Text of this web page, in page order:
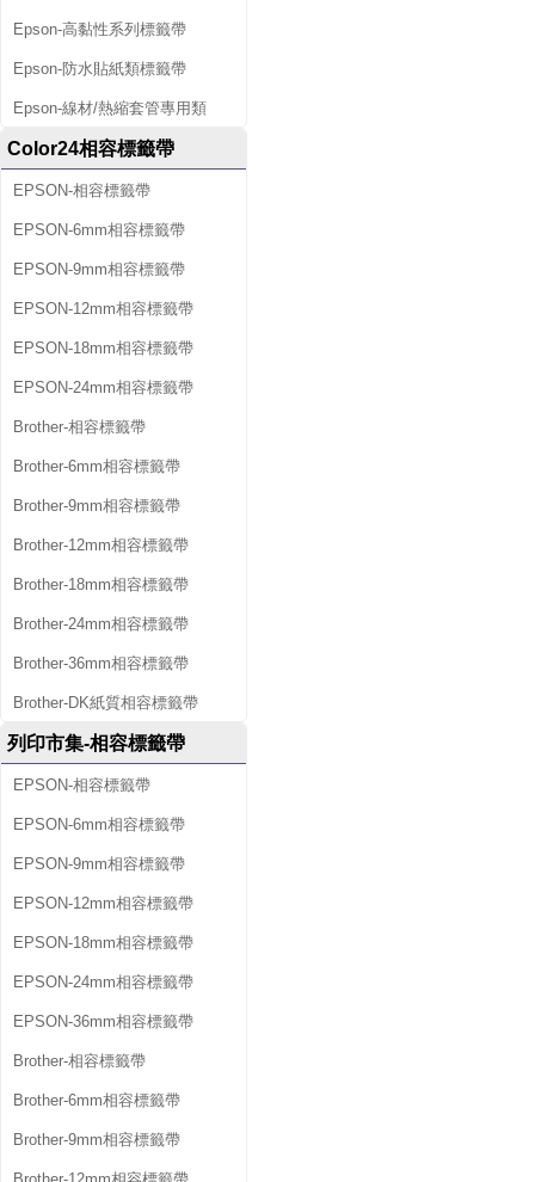
Epson-高黏性系列標籤帶
Epson-防水貼紙類標籤帶
Epson-線材/熱縮套管專用類
Color24相容標籤帶
EPSON-相容標籤帶
EPSON-6mm相容標籤帶
EPSON-9mm相容標籤帶
EPSON-12mm相容標籤帶
EPSON-18mm相容標籤帶
EPSON-24mm相容標籤帶
Brother-相容標籤帶
Brother-6mm相容標籤帶
Brother-9mm相容標籤帶
Brother-12mm相容標籤帶
Brother-18mm相容標籤帶
Brother-24mm相容標籤帶
Brother-36mm相容標籤帶
Brother-DK紙質相容標籤帶
列印市集-相容標籤帶
EPSON-相容標籤帶
EPSON-6mm相容標籤帶
EPSON-9mm相容標籤帶
EPSON-12mm相容標籤帶
EPSON-18mm相容標籤帶
EPSON-24mm相容標籤帶
EPSON-36mm相容標籤帶
Brother-相容標籤帶
Brother-6mm相容標籤帶
Brother-9mm相容標籤帶